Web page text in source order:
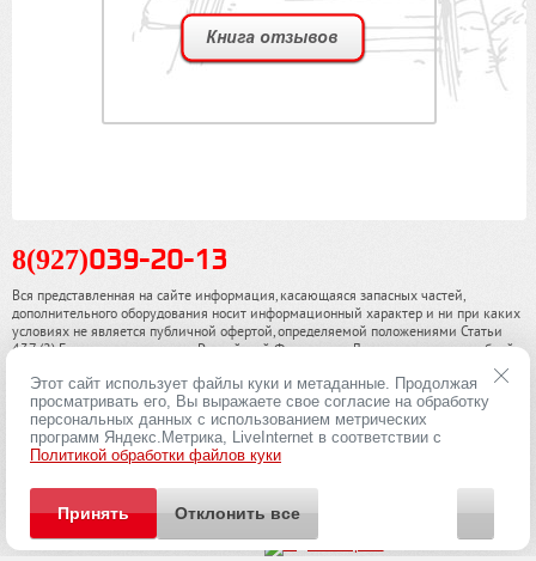
8(927)039-20-13
Вся представленная на сайте информация, касающаяся запасных частей,
дополнительного оборудования носит информационный характер и ни при каких
условиях не является публичной офертой, определяемой положениями Статьи
437 (2) Гражданского кодекса Российской Федерации. Для получения подробной
информации, пожалуйста, обращайтесь к нашим специалистам. чинамобил.рф ©
2013-2026. Все права охраняются законом.
Политика конфиденциальности
Этот сайт использует файлы куки и метаданные. Продолжая
просматривать его, Вы выражаете свое согласие на обработку
персональных данных с использованием метрических
программ Яндекс.Метрика, LiveInternet в соответствии с
Политикой обработки файлов куки
Принять Отклонить все